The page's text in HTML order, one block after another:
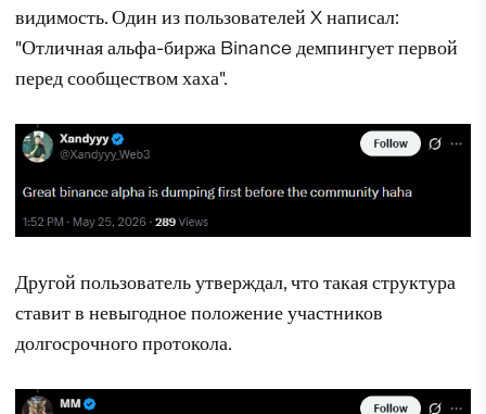
видимость. Один из пользователей X написал:
"Отличная альфа-биржа Binance демпингует первой
перед сообществом хаха".
Другой пользователь утверждал, что такая структура
ставит в невыгодное положение участников
долгосрочного протокола.